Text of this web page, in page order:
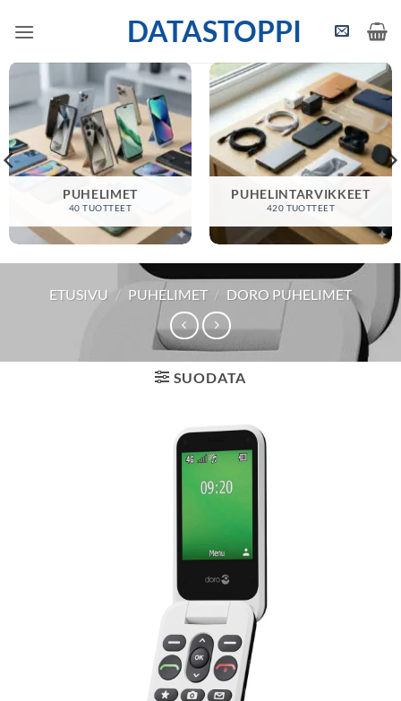
DATASTOPPI
PUHELIMET
40 TUOTTEET
PUHELINTARVIKKEET
420 TUOTTEET
ETUSIVU / PUHELIMET / DORO PUHELIMET
SUODATA